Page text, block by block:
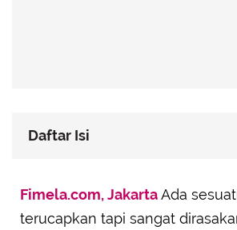
Daftar Isi
Tenang
Menjadi Pendengar Aktif tanpa
Fimela.com, JakartaAda
terucapkan tapi sangat